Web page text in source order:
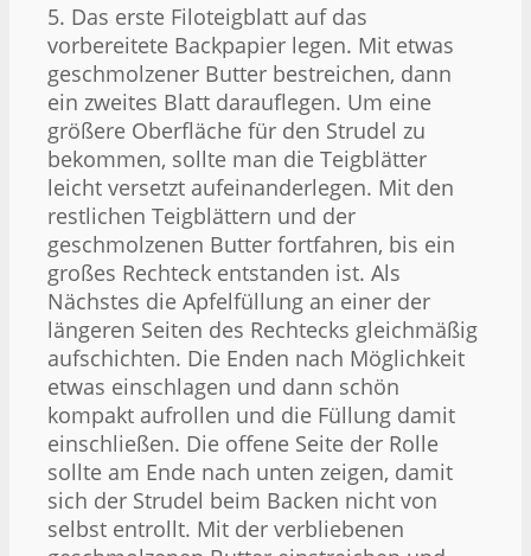
5. Das erste Filoteigblatt auf das
vorbereitete Backpapier legen. Mit etwas
geschmolzener Butter bestreichen, dann
ein zweites Blatt darauflegen. Um eine
größere Oberfläche für den Strudel zu
bekommen, sollte man die Teigblätter
leicht versetzt aufeinanderlegen. Mit den
restlichen Teigblättern und der
geschmolzenen Butter fortfahren, bis ein
großes Rechteck entstanden ist. Als
Nächstes die Apfelfüllung an einer der
längeren Seiten des Rechtecks gleichmäßig
aufschichten. Die Enden nach Möglichkeit
etwas einschlagen und dann schön
kompakt aufrollen und die Füllung damit
einschließen. Die offene Seite der Rolle
sollte am Ende nach unten zeigen, damit
sich der Strudel beim Backen nicht von
selbst entrollt. Mit der verbliebenen